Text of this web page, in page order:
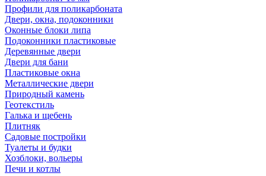
Профили для поликарбоната
Двери, окна, подоконники
Оконные блоки липа
Подоконники пластиковые
Деревянные двери
Двери для бани
Пластиковые окна
Металлические двери
Природный камень
Геотекстиль
Галька и щебень
Плитняк
Садовые постройки
Туалеты и будки
Хозблоки, вольеры
Печи и котлы